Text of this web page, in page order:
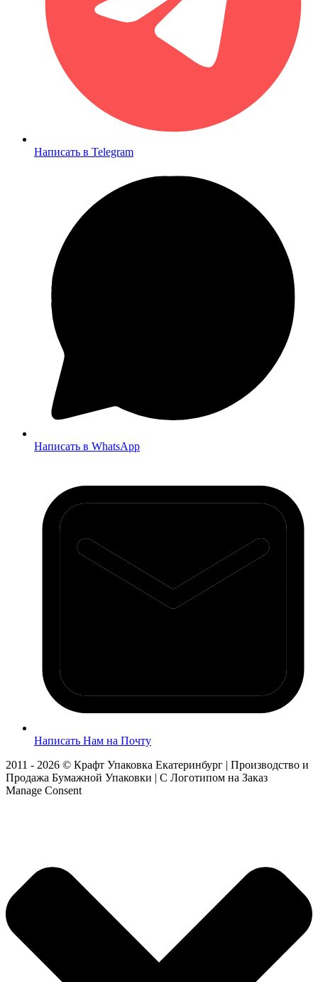
Написать в Telegram
Написать в WhatsApp
Написать Нам на Почту
2011 - 2026 © Крафт Упаковка Екатеринбург | Производство и
Продажа Бумажной Упаковки | С Логотипом на Заказ
Manage Consent